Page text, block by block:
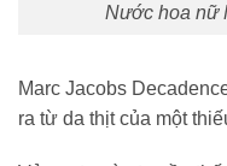
Nước hoa nữ
Marc Jacobs
ra từ da thịt của một